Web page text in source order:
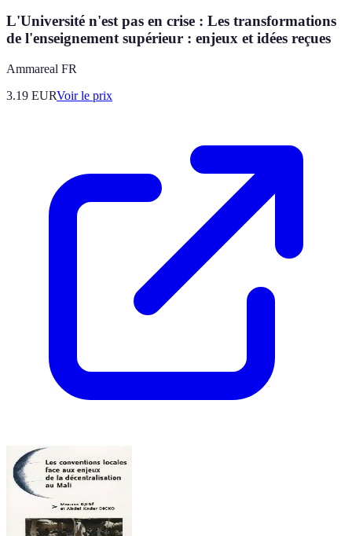
L'Université n'est pas en crise : Les transformations
de l'enseignement supérieur : enjeux et idées reçues
Ammareal FR
3.19 EURVoir le prix